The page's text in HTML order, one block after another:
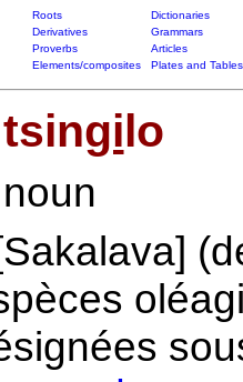
Roots
Dictionaries
Derivatives
Grammars
Proverbs
Articles
Elements/composites Plates and Tables
tsingilo
noun